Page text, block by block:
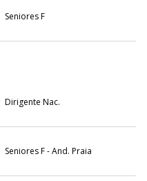
Seniores F
Dirigente Nac.
Seniores F - And. Praia